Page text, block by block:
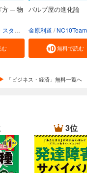
方 ─ 物
む
バルブ屋の進化論
金原利道 NC10Team
無料で読む
「ビジネス・経済」無料一覧へ
3位